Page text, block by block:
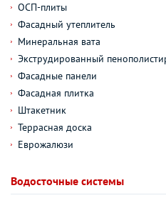
ОСП-плиты
Фасадный утеплитель
Минеральная вата
Экструдированный
Фасадные панели
Фасадная плитка
Штакетник
Террасная доска
Еврожалюзи
Водосточные системы